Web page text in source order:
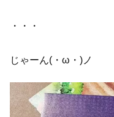
・・・
じゃーん(・ω・)ノ